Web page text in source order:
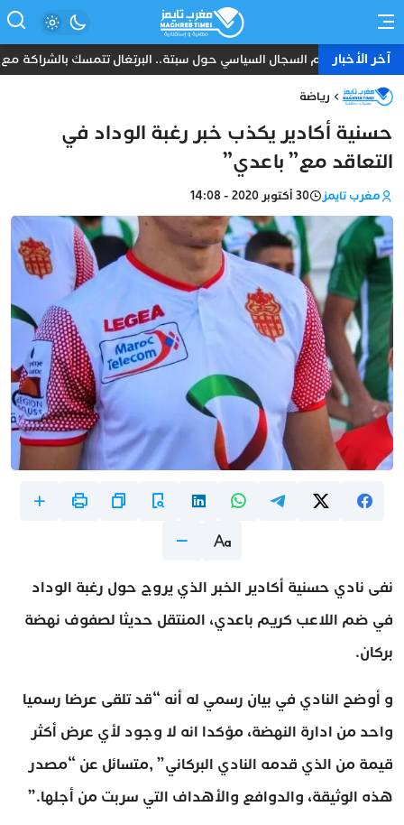
آخر الأخباررغم السجال السياسي حول سبتة.. البرتغال تتمسك بالشراكة مع
رياضة
حسنية أكادير يكذب خبر رغبة الوداد في
التعاقد مع” باعدي”
مغرب تايمز 30 أكتوبر 2020 - 14:08
نفى نادي حسنية أكادير الخبر الذي يروج حول رغبة الوداد
في ضم اللاعب كريم باعدي، المنتقل حديثا لصفوف نهضة
بركان.
و أوضح النادي في بيان رسمي له أنه “قد تلقى عرضا رسميا
واحد من ادارة النهضة، مؤكدا انه لا وجود لأي عرض أكثر
قيمة من الذي قدمه النادي البركاني” ,متسائل عن “مصدر
هذه الوثيقة، والدوافع والأهداف التي سربت من أجلها.”